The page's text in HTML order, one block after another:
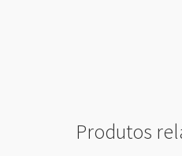
Produtos